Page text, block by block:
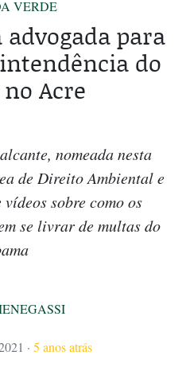
VERDE
para
do
Acre
nomeada nesta
de Direito Ambiental e
sobre como os
se livrar de multas do
· 5 anos atrás